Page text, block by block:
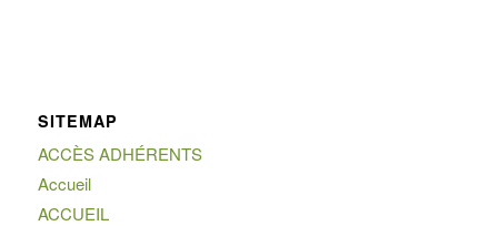
SITEMAP
ACCÈS ADHÉRENTS
Accueil
ACCUEIL